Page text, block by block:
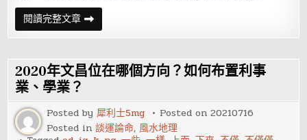
閱讀完整文章愛
愛
中
麼
挑
起
女
的
極
樂
門？
2020年文昌位在哪個方向？如何布置利事
業、學業？
Posted by犀利士5mg Posted on20210716
Posted in談運論命, 風水地理